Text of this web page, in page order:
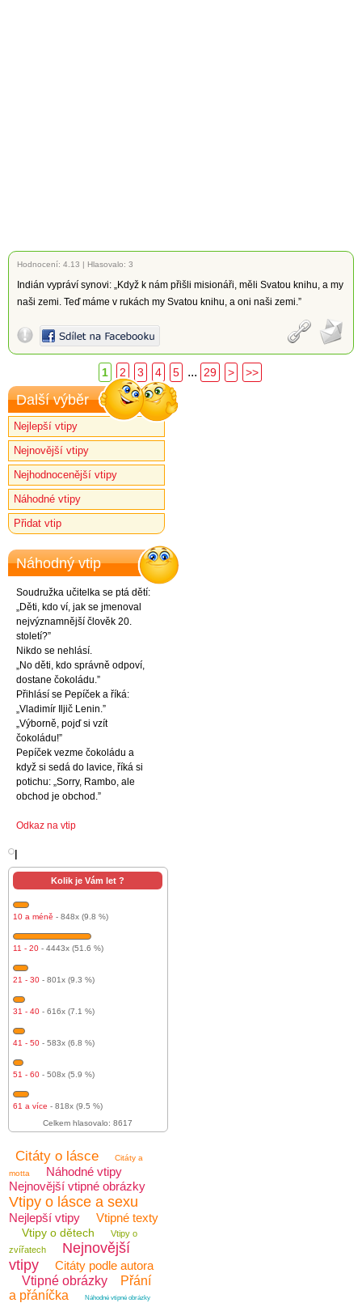
Hodnocení: 4.13 | Hlasovalo: 3
Indián vypráví synovi: „Když k nám přišli misionáři, měli Svatou knihu, a my
naši zemi. Teď máme v rukách my Svatou knihu, a oni naši zemi.”
1 2 3 4 5 ... 29 > >>
Další výběr
Nejlepší vtipy
Nejnovější vtipy
Nejhodnocenější vtipy
Náhodné vtipy
Přidat vtip
Náhodný vtip
Soudružka učitelka se ptá dětí:
„Děti, kdo ví, jak se jmenoval
nejvýznamnější člověk 20.
století?”
Nikdo se nehlásí.
„No děti, kdo správně odpoví,
dostane čokoládu.”
Přihlásí se Pepíček a říká:
„Vladimír Iljič Lenin.”
„Výborně, pojď si vzít
čokoládu!”
Pepíček vezme čokoládu a
když si sedá do lavice, říká si
potichu: „Sorry, Rambo, ale
obchod je obchod.”
Odkaz na vtip
Kolik je Vám let ?
10 a méně - 848x (9.8 %)
11 - 20 - 4443x (51.6 %)
21 - 30 - 801x (9.3 %)
31 - 40 - 616x (7.1 %)
41 - 50 - 583x (6.8 %)
51 - 60 - 508x (5.9 %)
61 a více - 818x (9.5 %)
Celkem hlasovalo: 8617
Citáty o lásce
Citáty a
motta
Náhodné vtipy
Nejnovější vtipné obrázky
Vtipy o lásce a sexu
Nejlepší vtipy Vtipné texty
Vtipy o dětech
Vtipy o
zvířatech
Nejnovější
vtipy
Citáty podle autora
Vtipné obrázky
Přání
a přáníčka
Náhodné vtipné obrázky